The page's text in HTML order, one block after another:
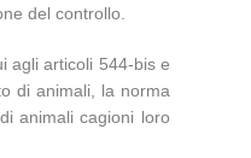
del controllo.
agli articoli 544-bis e
di animali, la norma
animali cagioni loro